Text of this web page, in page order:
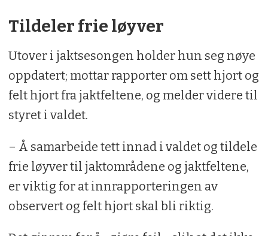
Tildeler frie løyver
Utover i jaktsesongen holder hun seg nøye
oppdatert; mottar rapporter om sett hjort og
felt hjort fra jaktfeltene, og melder videre til
styret i valdet.
– Å samarbeide tett innad i valdet og tildele
frie løyver til jaktområdene og jaktfeltene,
er viktig for at innrapporteringen av
observert og felt hjort skal bli riktig.